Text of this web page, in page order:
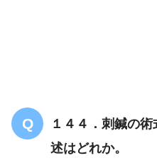
１４４．刺鍼の
述はどれか。